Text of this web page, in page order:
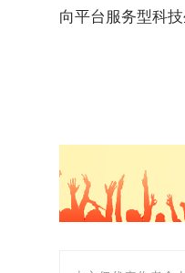
向平台服务型科